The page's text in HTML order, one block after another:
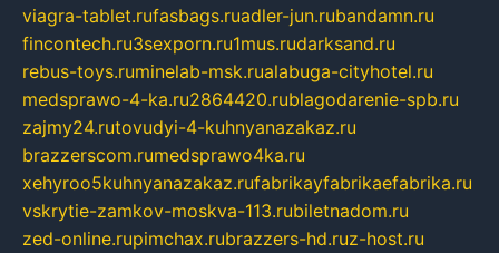
viagra-tablet.rufasbags.ruadler-jun.rubandamn.ru
fincontech.ru3sexporn.ru1mus.rudarksand.ru
rebus-toys.ruminelab-msk.rualabuga-cityhotel.ru
medsprawo-4-ka.ru2864420.rublagodarenie-spb.ru
zajmy24.rutovudyi-4-kuhnyanazakaz.ru
brazzerscom.rumedsprawo4ka.ru
xehyroo5kuhnyanazakaz.rufabrikayfabrikaefabrika.ru
vskrytie-zamkov-moskva-113.rubiletnadom.ru
zed-online.rupimchax.rubrazzers-hd.ruz-host.ru